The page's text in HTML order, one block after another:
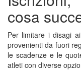
cosa
Per limitare i disagi
provenienti da fuori
le scadenze e le
atleti con diverse